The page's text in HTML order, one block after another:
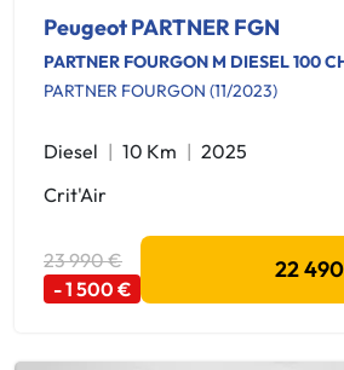
Peugeot PARTNER FGN
PARTNER FOURGON M DIESEL 100
PARTNER FOURGON (11/2023)
Diesel 10 Km
2025
Crit'Air
23 990 €
- 1 500 €
22